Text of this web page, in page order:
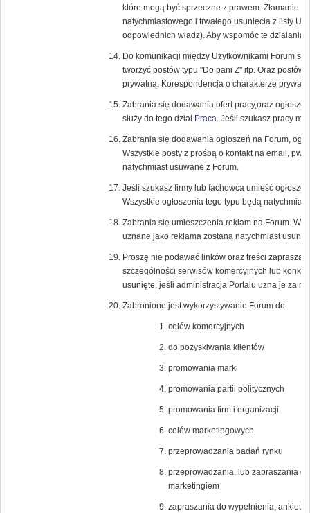
które mogą być sprzeczne z prawem. Złamanie
natychmiastowego i trwałego usunięcia z listy
odpowiednich władz). Aby wspomóc te
Do komunikacji między Użytkownikami Forum
tworzyć postów typu "Do pani Z" itp. Oraz postów
prywatną. Korespondencja o charakterze
Zabrania się dodawania ofert pracy,oraz
służy do tego dział Praca. Jeśli szukasz pracy
Zabrania się dodawania ogłoszeń na Forum,
Wszystkie posty z prośbą o kontakt na email, pw,
natychmiast usuwane z Forum.
Jeśli szukasz firmy lub fachowca umieść
Wszystkie ogłoszenia tego typu będą
Zabrania się umieszczenia reklam na Forum.
uznane jako reklama zostaną natychmiast
Proszę nie podawać linków oraz treści
szczególności serwisów komercyjnych lub
usunięte, jeśli administracja Portalu uzna je za
Zabronione jest wykorzystywanie Forum do:
celów komercyjnych
do pozyskiwania klientów
promowania marki
promowania partii politycznych
promowania firm i organizacji
celów marketingowych
przeprowadzania badań rynku
przeprowadzania, lub zapraszania
marketingiem
zapraszania do wypełnienia, ankiet